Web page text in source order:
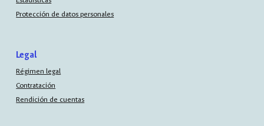
Protección de datos personales
Legal
Régimen legal
Contratación
Rendición de cuentas